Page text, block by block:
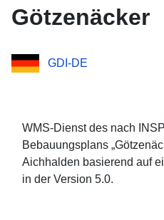
Götzenäcker
GDI-DE
WMS-Dienst des nach
Bebauungsplans
Aichhalden basierend auf
in der Version 5.0.